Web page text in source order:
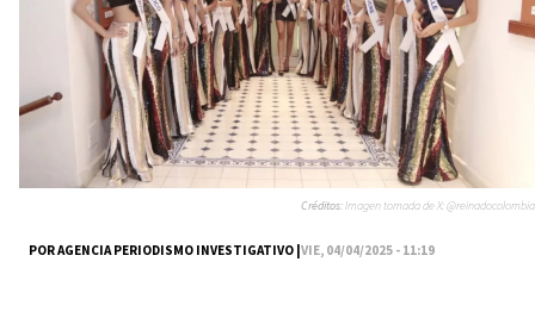
POR AGENCIA PERIODISMO INVESTIGATIVO |VIE, 04/04/2025 - 11:19
Créditos:Imagen tomada de X: @reinadocolombia